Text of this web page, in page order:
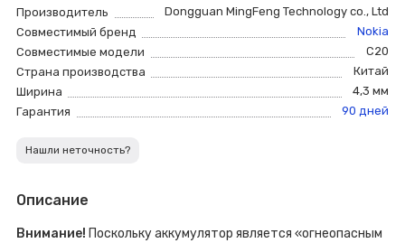
Производитель
Dongguan MingFeng Technology co., Ltd
Совместимый бренд
Nokia
Совместимые модели
C20
Страна производства
Китай
Ширина
4,3 мм
Гарантия
90 дней
Нашли неточность?
Описание
Внимание! Поскольку аккумулятор является «огнеопасным